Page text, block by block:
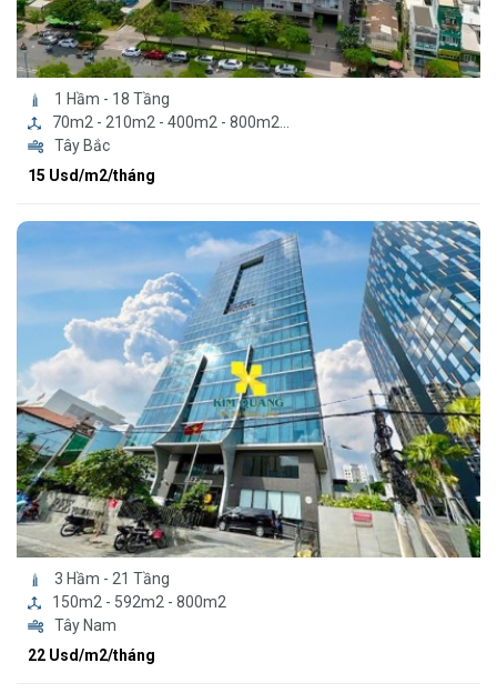
1 Hầm - 18 Tầng
70m2 - 210m2 - 400m2 - 800m2...
Tây Bắc
15 Usd/m2/tháng
3 Hầm - 21 Tầng
150m2 - 592m2 - 800m2
Tây Nam
22 Usd/m2/tháng